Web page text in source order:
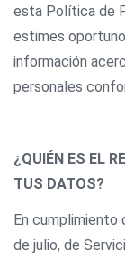
esta Política de
estimes
información
personales
¿QUIÉN ES EL
TUS DATOS?
En cumplimiento
de julio, de